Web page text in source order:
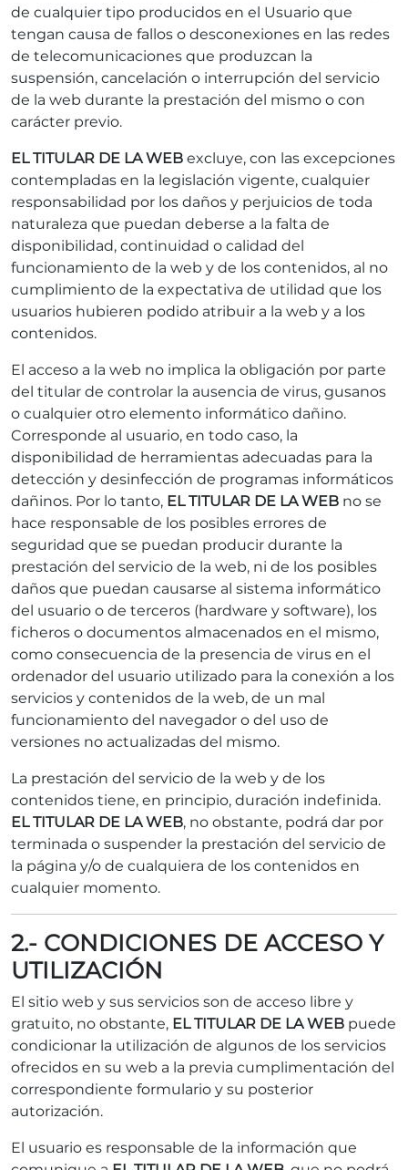
de cualquier tipo producidos en el Usuario que
tengan causa de fallos o desconexiones en las redes
de telecomunicaciones que produzcan la
suspensión, cancelación o interrupción del servicio
de la web durante la prestación del mismo o con
carácter previo.
EL TITULAR DE LA WEB excluye, con las excepciones
contempladas en la legislación vigente, cualquier
responsabilidad por los daños y perjuicios de toda
naturaleza que puedan deberse a la falta de
disponibilidad, continuidad o calidad del
funcionamiento de la web y de los contenidos, al no
cumplimiento de la expectativa de utilidad que los
usuarios hubieren podido atribuir a la web y a los
contenidos.
El acceso a la web no implica la obligación por parte
del titular de controlar la ausencia de virus, gusanos
o cualquier otro elemento informático dañino.
Corresponde al usuario, en todo caso, la
disponibilidad de herramientas adecuadas para la
detección y desinfección de programas informáticos
dañinos. Por lo tanto, EL TITULAR DE LA WEB no se
hace responsable de los posibles errores de
seguridad que se puedan producir durante la
prestación del servicio de la web, ni de los posibles
daños que puedan causarse al sistema informático
del usuario o de terceros (hardware y software), los
ficheros o documentos almacenados en el mismo,
como consecuencia de la presencia de virus en el
ordenador del usuario utilizado para la conexión a los
servicios y contenidos de la web, de un mal
funcionamiento del navegador o del uso de
versiones no actualizadas del mismo.
La prestación del servicio de la web y de los
contenidos tiene, en principio, duración indefinida.
EL TITULAR DE LA WEB, no obstante, podrá dar por
terminada o suspender la prestación del servicio de
la página y/o de cualquiera de los contenidos en
cualquier momento.
2.- CONDICIONES DE ACCESO Y
UTILIZACIÓN
El sitio web y sus servicios son de acceso libre y
gratuito, no obstante, EL TITULAR DE LA WEB puede
condicionar la utilización de algunos de los servicios
ofrecidos en su web a la previa cumplimentación del
correspondiente formulario y su posterior
autorización.
El usuario es responsable de la información que